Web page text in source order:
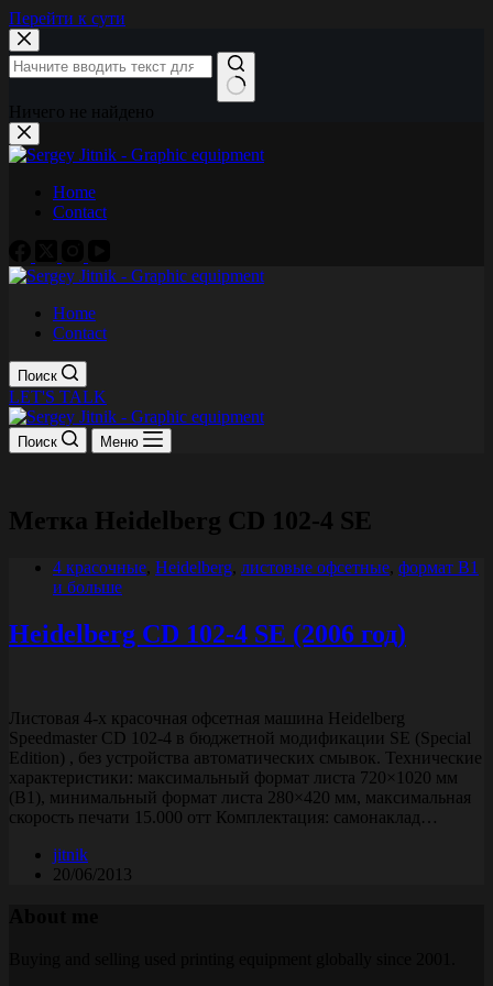
Перейти к сути
Ничего не найдено
Home
Contact
Home
Contact
Поиск
LET'S TALK
Поиск Меню
Метка Heidelberg CD 102-4 SE
4 красочные, Heidelberg, листовые офсетные, формат B1
и больше
Heidelberg CD 102-4 SE (2006 год)
Листовая 4-х красочная офсетная машина Heidelberg
Speedmaster CD 102-4 в бюджетной модификации SE (Special
Edition) , без устройства автоматических смывок. Технические
характеристики: максимальный формат листа 720×1020 мм
(В1), минимальный формат листа 280×420 мм, максимальная
скорость печати 15.000 отт Комплектация: самонаклад…
jitnik
20/06/2013